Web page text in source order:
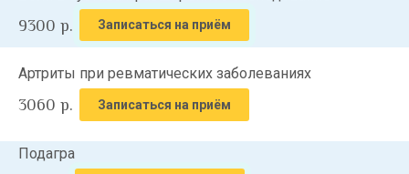
9300 р. Записаться на приём
Артриты при ревматических заболеваниях
3060 р. Записаться на приём
Подагра